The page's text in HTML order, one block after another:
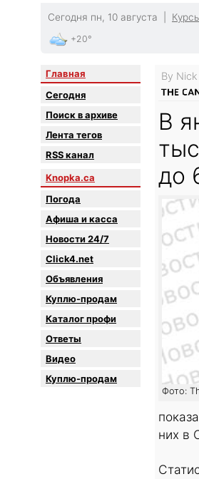
Сегодня пн, 10 августа |
+20°
Главная
Сегодня
Поиск в архиве
Лента тегов
RSS канал
Knopka.ca
Погода
Афиша и касса
Новости 24/7
Click4.net
Объявления
Куплю-продам
Каталог профи
Oтветы
Видео
Куплю-продам
By
В
до
Фото:
них в